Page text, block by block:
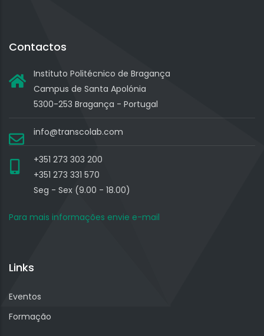
Contactos
Instituto Politécnico de Bragança
Campus de Santa Apolónia
5300-253 Bragança - Portugal
info@transcolab.com
+351 273 303 200
+351 273 331 570
Seg - Sex (9.00 - 18.00)
Para mais informações envie e-mail
Links
Eventos
Formação